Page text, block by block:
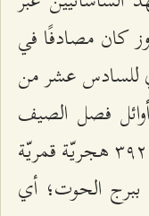
كان مصادفًا في
للسادس عشر من
فصل الصيف
تقريبًا، إلى أن صار في حدود سنة ٣٩٢ هجريّة قمريّة
أوّل الحمل، واقترن في سنة ٤٦۷ ببرج الحوت؛ أي